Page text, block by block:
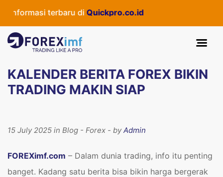
terbaru diQuickpro.co.id
KALENDER BERITA FOREX BIKIN
TRADING MAKIN SIAP
15 July 2025 in Blog - Forex - byAdmin
FOREXimf.com – Dalam dunia trading, info itu penting
banget. Kadang satu berita bisa bikin harga bergerak